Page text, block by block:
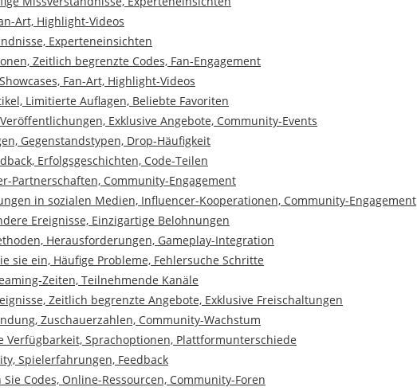
Art, Highlight-Videos
Experteneinsichten
Zeitlich begrenzte Codes, Fan-Engagement
Fan-Art, Highlight-Videos
Limitierte Auflagen, Beliebte Favoriten
Exklusive Angebote, Community-Events
Gegenstandstypen, Drop-Häufigkeit
Erfolgsgeschichten, Code-Teilen
Partnerschaften, Community-Engagement
in sozialen Medien, Influencer-Kooperationen, Community-Engagement
Ereignisse, Einzigartige Belohnungen
Herausforderungen, Gameplay-Integration
sie ein, Häufige Probleme, Fehlersuche Schritte
Zeiten, Teilnehmende Kanäle
Zeitlich begrenzte Angebote, Exklusive Freischaltungen
Zuschauerzahlen, Community-Wachstum
Verfügbarkeit, Sprachoptionen, Plattformunterschiede
Spielerfahrungen, Feedback
Codes, Online-Ressourcen, Community-Foren